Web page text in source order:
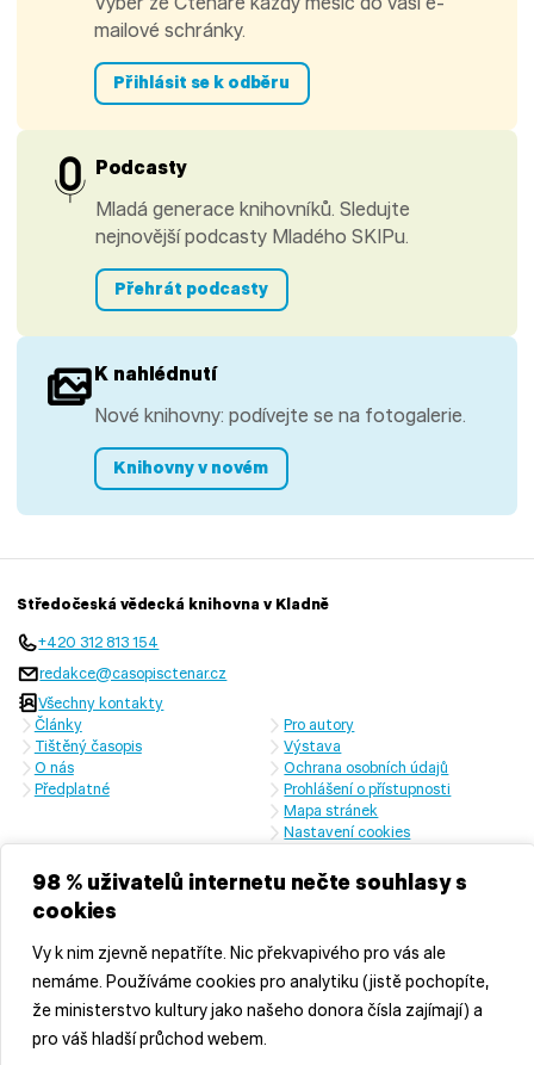
98 % uživatelů internetu nečte souhlasy s
cookies
Vy k nim zjevně nepatříte. Nic překvapivého pro vás ale
nemáme. Používáme cookies pro analytiku (jistě pochopíte,
že ministerstvo kultury jako našeho donora čísla zajímají) a
pro váš hladší průchod webem.
mailové schránky.
Přihlásit se k odběru
Podcasty
Mladá generace knihovníků. Sledujte
nejnovější podcasty Mladého SKIPu.
Přehrát podcasty
K nahlédnutí
Nové knihovny: podívejte se na fotogalerie.
Knihovny v novém
Středočeská vědecká knihovna v Kladně
+420 312 813 154
redakce@casopisctenar.cz
Všechny kontakty
Články
Tištěný časopis
O nás
Předplatné
Pro autory
Výstava
Ochrana osobních údajů
Prohlášení o přístupnosti
Mapa stránek
Nastavení cookies
České republiky a Středočeského kraje